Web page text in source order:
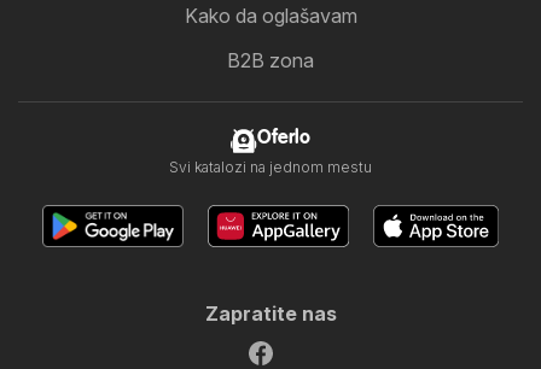
Kako da oglašavam
B2B zona
Oferlo
Svi katalozi na jednom mestu
Zapratite nas